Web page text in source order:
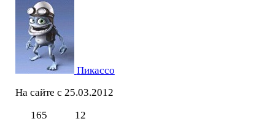
Пикассо
На сайте с 25.03.2012
165
12